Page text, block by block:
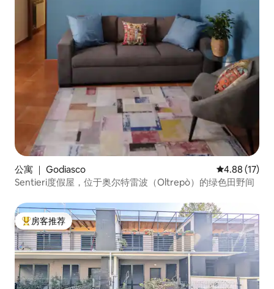
公寓 ｜ Godiasco 平均评分
4.88 (17)
Sentieri度假屋，位于奥尔特雷波（Oltrepò）的绿色田野间
热门「房客推荐」
房客推荐